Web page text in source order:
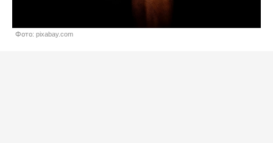
Фото: pixabay.com